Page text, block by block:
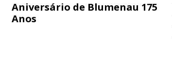
Aniversário de Blumenau 175
Anos